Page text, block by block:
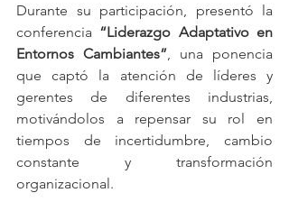
Durante su participación, presentó la
conferencia “Liderazgo Adaptativo en
Entornos Cambiantes” , una ponencia
que captó la atención de líderes y
gerentes de diferentes industrias,
motivándolos a repensar su rol en
tiempos de incertidumbre, cambio
constante y transformación
organizacional.